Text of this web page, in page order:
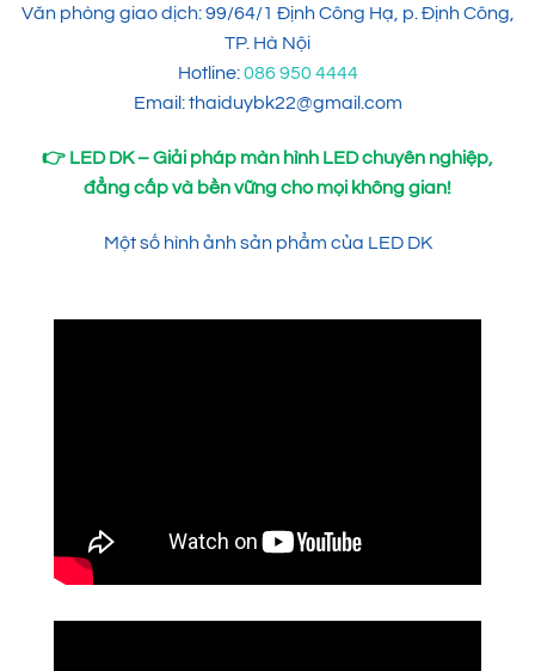
Văn phòng giao dịch: 99/64/1 Định Công Hạ, p. Định Công,
TP. Hà Nội
Hotline:086 950 4444
Email: thaiduybk22@gmail.com
👉 LED DK – Giải pháp màn hình LED chuyên nghiệp,
đẳng cấp và bền vững cho mọi không gian!
Một số hình ảnh sản phẩm của LED DK